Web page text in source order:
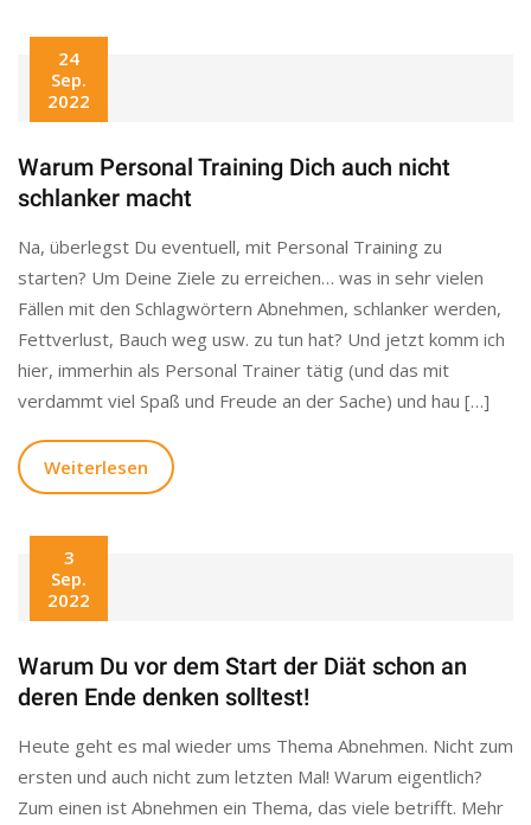
24
Sep.
2022
Warum Personal Training Dich auch nicht
schlanker macht
Na, überlegst Du eventuell, mit Personal Training zu
starten? Um Deine Ziele zu erreichen… was in sehr vielen
Fällen mit den Schlagwörtern Abnehmen, schlanker werden,
Fettverlust, Bauch weg usw. zu tun hat? Und jetzt komm ich
hier, immerhin als Personal Trainer tätig (und das mit
verdammt viel Spaß und Freude an der Sache) und hau […]
Weiterlesen
3
Sep.
2022
Warum Du vor dem Start der Diät schon an
deren Ende denken solltest!
Heute geht es mal wieder ums Thema Abnehmen. Nicht zum
ersten und auch nicht zum letzten Mal! Warum eigentlich?
Zum einen ist Abnehmen ein Thema, das viele betrifft. Mehr